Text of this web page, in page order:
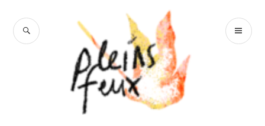
contenu
Pleins Feux
RECHERCHE